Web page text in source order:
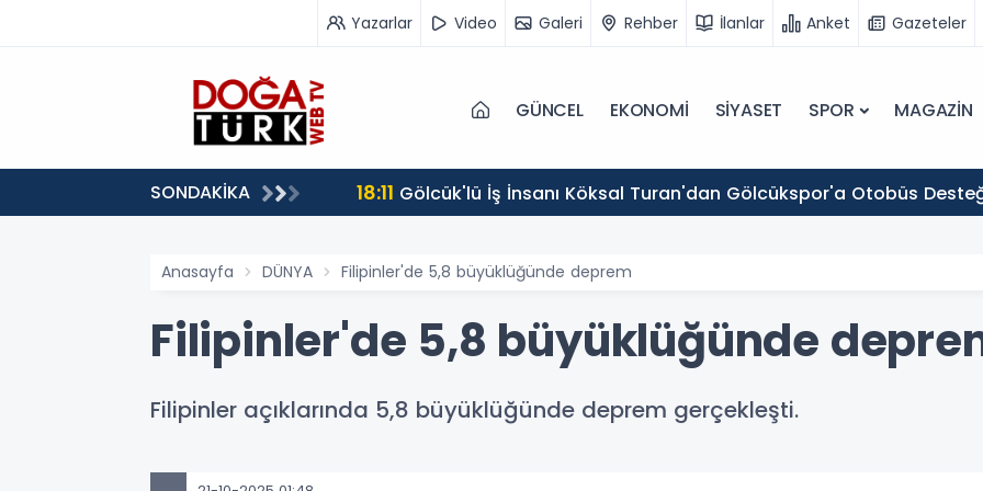
Yazarlar Video Galeri Rehber İlanlar Anket Gazeteler
GÜNCEL EKONOMİ SİYASET SPOR MAGAZİN
SONDAKİKA 18:11 Gölcük'lü İş İnsanı Köksal Turan'dan Gölcükspor'a Otobüs
Anasayfa DÜNYA Filipinler'de 5,8 büyüklüğünde deprem
Filipinler'de 5,8 büyüklüğünde
Filipinler açıklarında 5,8 büyüklüğünde deprem gerçekleşti.